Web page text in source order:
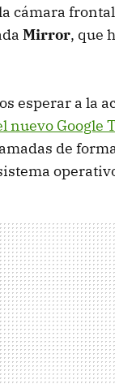
cámara
Mirror, que
esperar a la
nuevo Google
de